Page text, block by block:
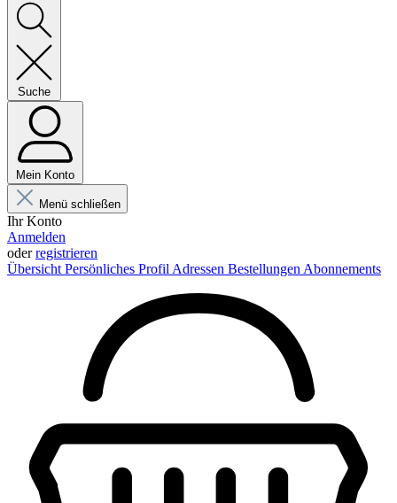
Suche
Mein Konto
Menü schließen
Ihr Konto
Anmelden
oderregistrieren
Übersicht Persönliches Profil Adressen Bestellungen Abonnements